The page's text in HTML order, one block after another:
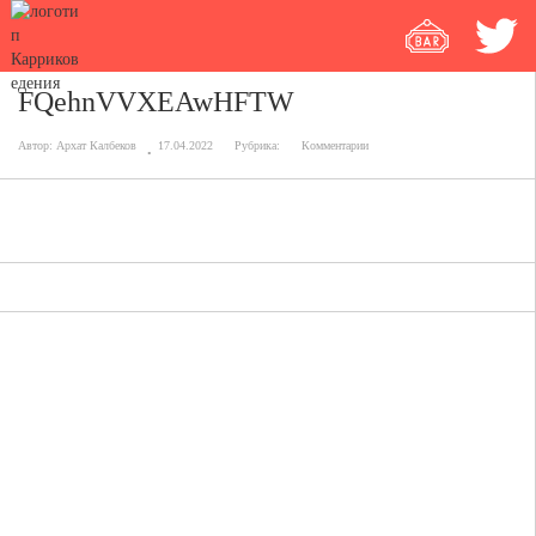
FQehnVVXEAwHFTW
Автор: Архат Калбеков 17.04.2022 Рубрика: Комментарии